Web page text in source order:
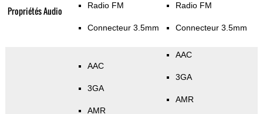
Propriétés Audio Radio FM
Connecteur 3.5mm
Radio FM
Connecteur 3.5mm
AAC
3GA
AMR
AAC
3GA
AMR